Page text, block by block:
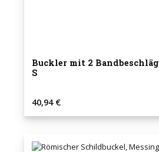
Buckler mit 2
S
Regulärer Preis:
40,94 €